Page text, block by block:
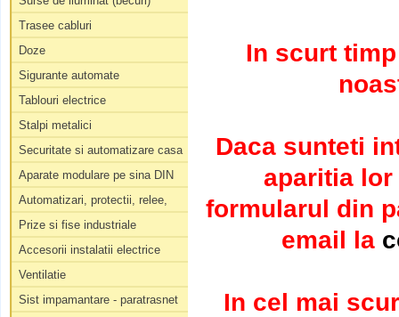
Trasee cabluri
Doze
Sigurante automate
Tablouri electrice
Stalpi metalici
Securitate si automatizare casa
Aparate modulare pe sina DIN
Automatizari, protectii, relee,
Prize si fise industriale
Accesorii instalatii electrice
Ventilatie
Sist impamantare - paratrasnet
In scurt
Daca sunteti
aparitia lor
formularul din
email la
In cel mai